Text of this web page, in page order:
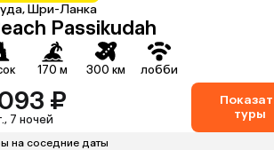
Шри-Ланка
Passikudah
170 м 300 км лобби
₽
7 ночей
туры
на соседние даты